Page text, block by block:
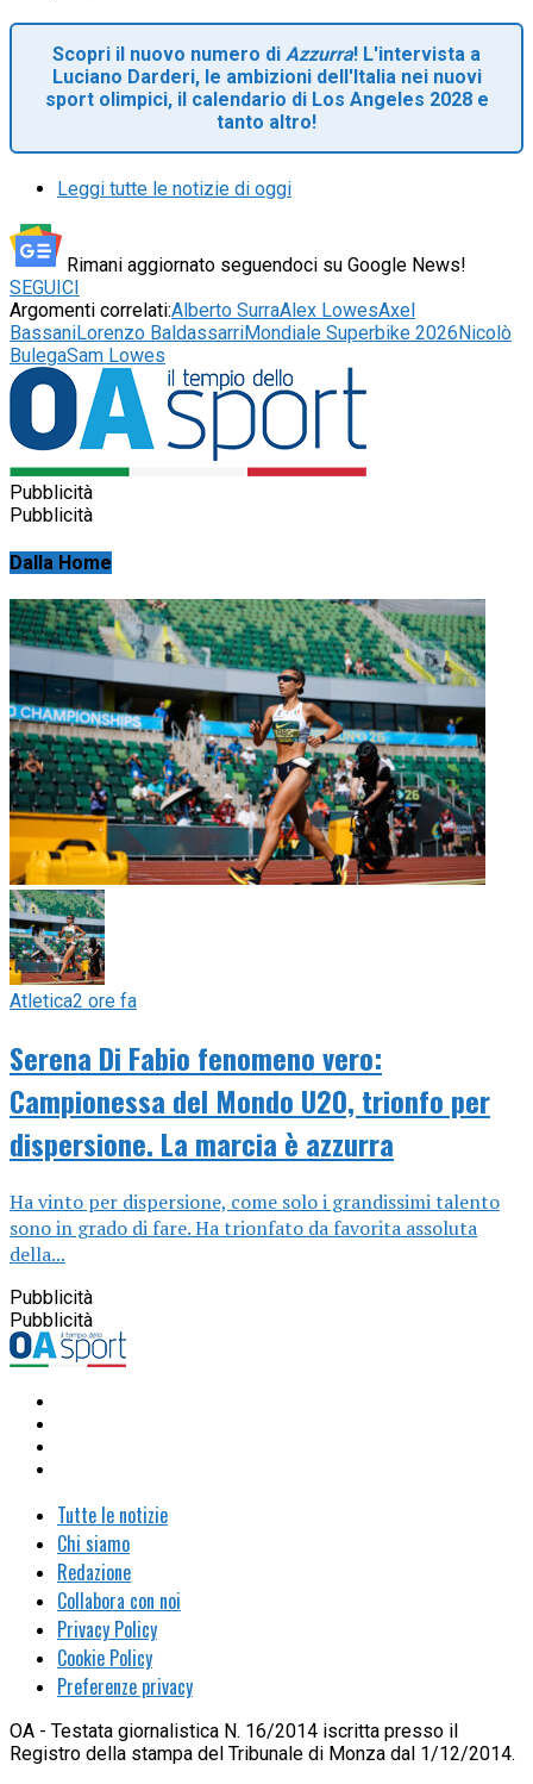
Scopri il nuovo numero di Azzurra! L'intervista a
Luciano Darderi, le ambizioni dell'Italia nei nuovi
sport olimpici, il calendario di Los Angeles 2028 e
tanto altro!
Leggi tutte le notizie di oggi
Rimani aggiornato seguendoci su Google News!
SEGUICI
Argomenti correlati:Alberto SurraAlex LowesAxel
BassaniLorenzo BaldassarriMondiale Superbike 2026Nicolò
BulegaSam Lowes
Pubblicità
Pubblicità
Dalla Home
Atletica2 ore fa
Serena Di Fabio fenomeno vero:
Campionessa del Mondo U20, trionfo per
dispersione. La marcia è azzurra
Ha vinto per dispersione, come solo i grandissimi talento
sono in grado di fare. Ha trionfato da favorita assoluta
della...
Pubblicità
Pubblicità
Tutte le notizie
Chi siamo
Redazione
Collabora con noi
Privacy Policy
Cookie Policy
Preferenze privacy
OA - Testata giornalistica N. 16/2014 iscritta presso il
Registro della stampa del Tribunale di Monza dal 1/12/2014.